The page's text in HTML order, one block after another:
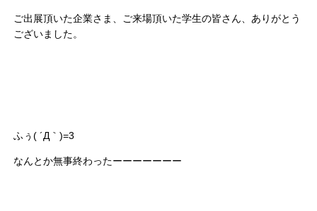
ご出展頂いた企業さま、ご来場頂いた学生の皆さん、ありがとう
ございました。
ふぅ( ´Д｀)=3
なんとか無事終わったーーーーーーー